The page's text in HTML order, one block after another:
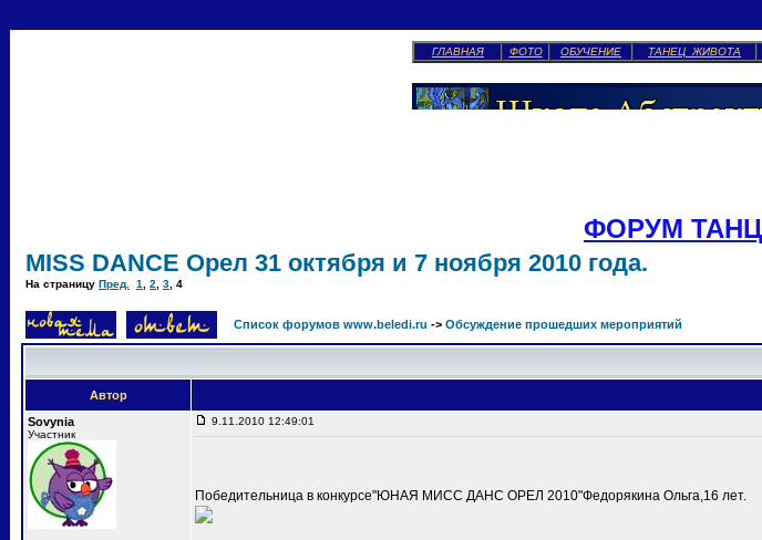
ГЛАВНАЯ ФОТО ОБУЧЕНИЕ ТАНЕЦ ЖИВОТА
ФОРУМ
MISS DANCE Орел 31 октября и 7 ноября 2010 года.
На страницу Пред. 1 2 3 4
Список форумов www.beledi.ru -> Обсуждение прошедших мероприятий
Автор
Sovynia
Участник
9.11.2010 12:49:01
Победительница в конкурсе"ЮНАЯ МИСС ДАНС ОРЕЛ 2010"Федорякина Ольга,16 лет.